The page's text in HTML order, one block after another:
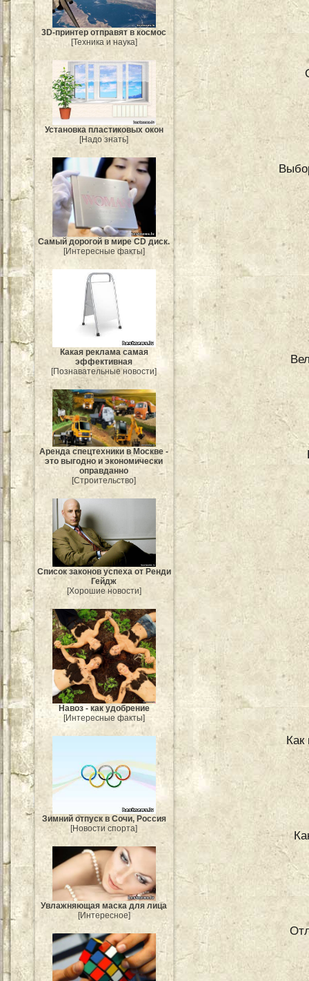
3D-принтер отправят в космос
[Техника и наука]
Установка пластиковых окон
[Надо знать]
Самый дорогой в мире CD диск.
[Интересные факты]
Какая реклама самая
эффективная
[Познавательные новости]
Аренда спецтехники в Москве -
это выгодно и экономически
оправданно
[Строительство]
Список законов успеха от Ренди
Гейдж
[Хорошие новости]
Навоз - как удобрение
[Интересные факты]
Зимний отпуск в Сочи, Россия
[Новости спорта]
Увлажняющая маска для лица
[Интересное]
Как